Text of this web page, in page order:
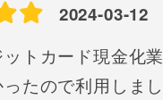
2024-03-12
トカード現金化
たので利用しま